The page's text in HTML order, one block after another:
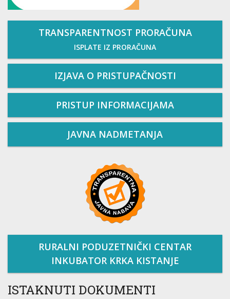
TRANSPARENTNOST PRORAČUNA
ISPLATE IZ PRORAČUNA
IZJAVA O PRISTUPAČNOSTI
PRISTUP INFORMACIJAMA
JAVNA NADMETANJA
RURALNI PODUZETNIČKI CENTAR
INKUBATOR KRKA KISTANJE
ISTAKNUTI DOKUMENTI